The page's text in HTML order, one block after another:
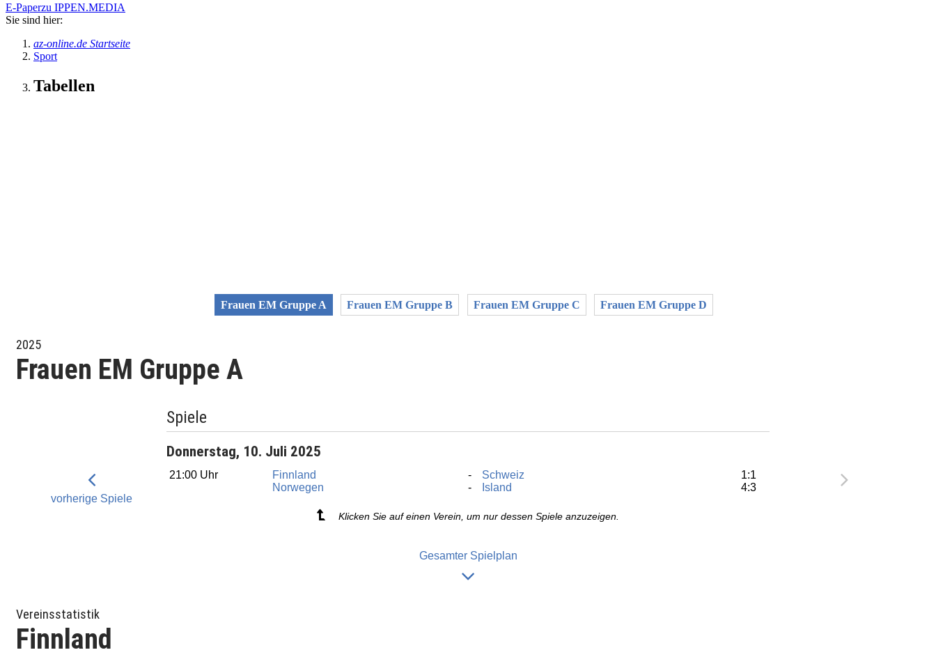
E-Paperzu IPPEN.MEDIA
Sie sind hier:
az-online.de Startseite
Sport
Tabellen
Frauen EM Gruppe A Frauen EM Gruppe B Frauen EM Gruppe C Frauen EM Gruppe D
2025
Frauen EM Gruppe A
vorherige Spiele
Spiele
Donnerstag, 10. Juli 2025
21:00 Uhr Finnland Schweiz
1:1
Norwegen
Island 4:3
Klicken Sie auf einen Verein, um nur dessen Spiele anzuzeigen.
Gesamter Spielplan
Vereinsstatistik
Finnland